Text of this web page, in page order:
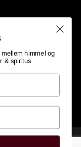
himmel og
& spiritus